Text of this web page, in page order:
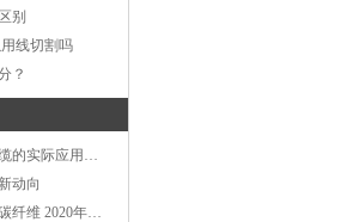
得了广大客户的
生产过程中我们
艺，提高品质，
中东.北美.俄罗
业的设计加上精
得了广大客户的
别
线切割吗
？
碳纤维复合材料电线电缆的实际应用与开
动向
福特联手陶氏化学开发碳纤维 2020年车重